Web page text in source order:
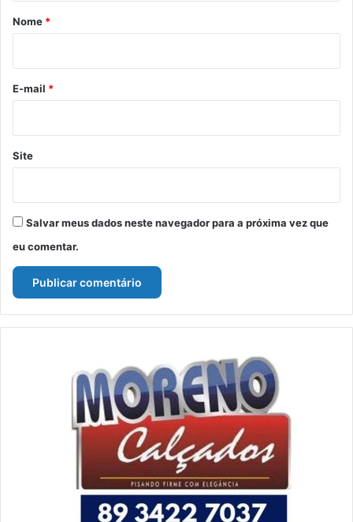
r
*
Nome *
E-mail *
Site
Salvar meus dados neste navegador para a próxima vez que
eu comentar.